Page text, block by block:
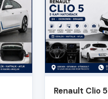
Renault Clio 5